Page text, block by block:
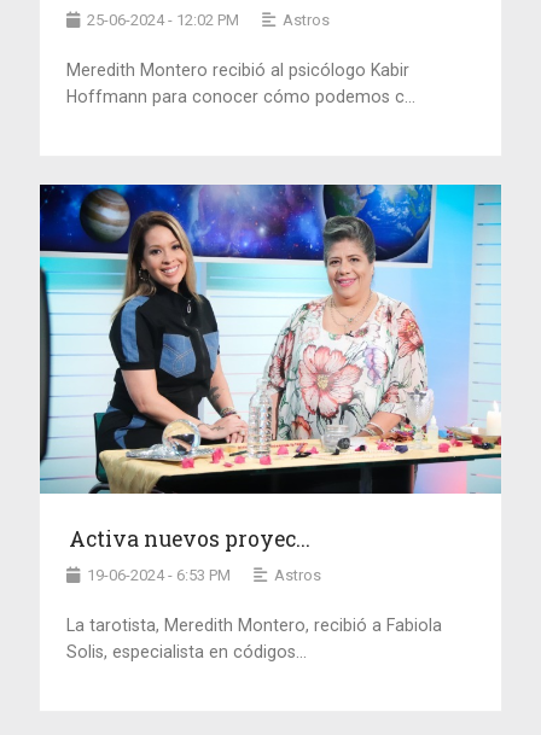
25-06-2024 - 12:02 PM Astros
Meredith Montero recibió al psicólogo Kabir
Hoffmann para conocer cómo podemos c...
Activa nuevos proyec...
19-06-2024 - 6:53 PM Astros
La tarotista, Meredith Montero, recibió a Fabiola
Solis, especialista en códigos...